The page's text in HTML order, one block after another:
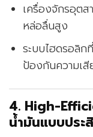
เครื่องจักรอุตส
หล่อลื่นสูง
ระบบไฮดรอลิก
ป้องกันความเสี
4. High-
น้ำมันแบบประ